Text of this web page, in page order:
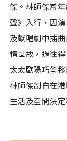
傑。林師傑當
聲》入行，因
及獻唱劇中插
情世故，過往
太太歐陽巧瑩
林師傑剖白在
生活及空間決